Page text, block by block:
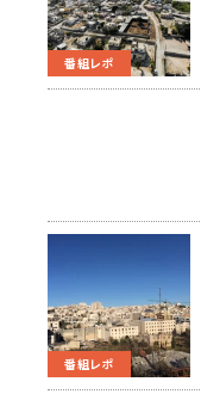
番組レポ
番組レポ